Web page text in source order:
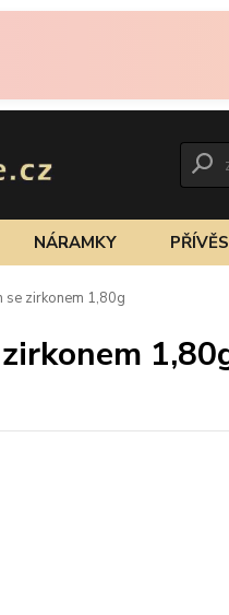
NÁRAMKY
se zirkonem 1,80g